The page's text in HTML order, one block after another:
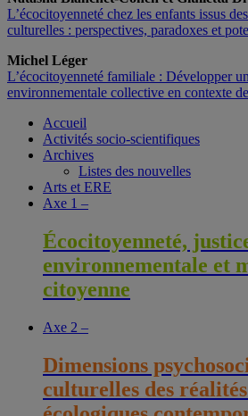
L’écocitoyenneté chez les enfants issus
culturelles : perspectives, paradoxes et
Michel Léger
L’écocitoyenneté familiale : Développer
environnementale collective en contexte
Accueil
Activités socio-scientifiques
Archives
Listes des nouvelles
Arts et ERE
Axe 1 –
Écocitoyenneté,
environnementale et
citoyenne
Axe 2 –
Dimensions
culturelles des